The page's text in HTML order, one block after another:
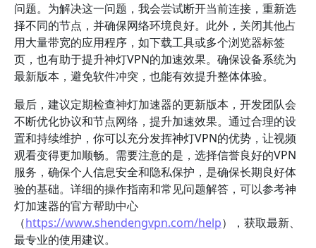
问题。为解决这一问题，我会尝试断开当前连接，重新选
择不同的节点，并确保网络环境良好。此外，关闭其他占
用大量带宽的应用程序，如下载工具或多个浏览器标签
页，也有助于提升神灯VPN的加速效果。确保设备系统为
最新版本，避免软件冲突，也能有效提升整体体验。
最后，建议定期检查神灯加速器的更新版本，开发团队会
不断优化协议和节点网络，提升加速效果。通过合理的设
置和持续维护，你可以充分发挥神灯VPN的优势，让视频
观看变得更加顺畅。需要注意的是，选择信誉良好的VPN
服务，确保个人信息安全和隐私保护，是确保长期良好体
验的基础。详细的操作指南和常见问题解答，可以参考神
灯加速器的官方帮助中心
（https://www.shendengvpn.com/help），获取最新、
最专业的使用建议。